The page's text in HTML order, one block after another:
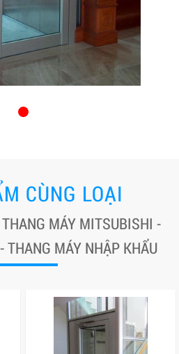
CÙNG LOẠI
MÁY MITSUBISHI -
THANG MÁY NHẬP KHẨU